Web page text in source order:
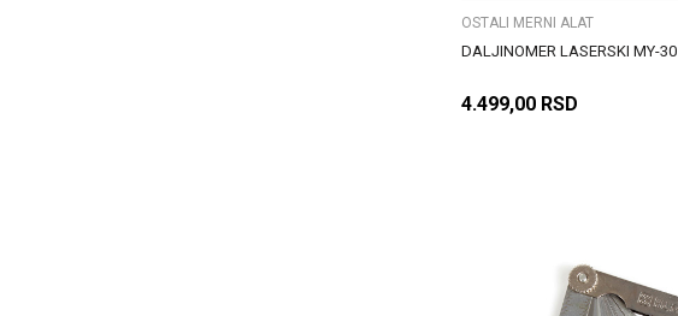
OSTALI MERNI ALAT
DALJINOMER LASERSKI MY-30
4.499,00 RSD